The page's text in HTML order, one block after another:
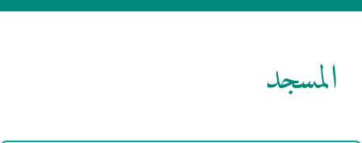
المسجد